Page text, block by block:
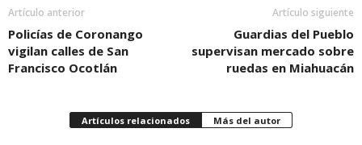
Artículo anterior
Policías de Coronango
vigilan calles de San
Francisco Ocotlán
Artículo siguiente
Guardias del Pueblo
supervisan mercado sobre
ruedas en Miahuacán
Artículos relacionados Más del autor